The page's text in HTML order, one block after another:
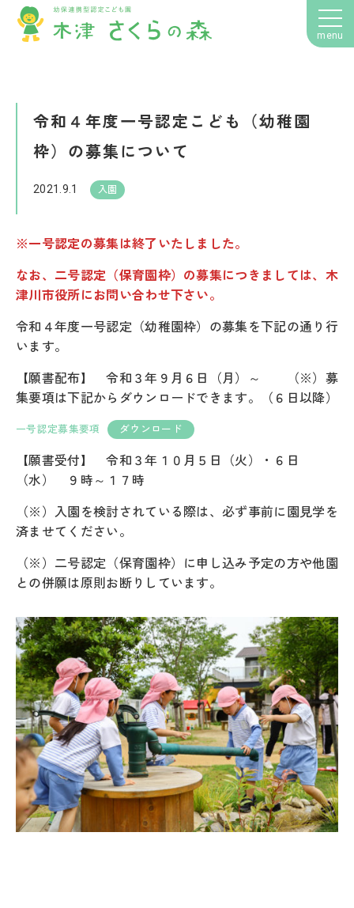
令和４年度一号認定こども（幼稚園
枠）の募集について
2021.9.1 入園
※一号認定の募集は終了いたしました。
なお、二号認定（保育園枠）の募集につきましては、木
津川市役所にお問い合わせ下さい。
令和４年度一号認定（幼稚園枠）の募集を下記の通り行
います。
【願書配布】 令和３年９月６日（月）～ （※）募
集要項は下記からダウンロードできます。（６日以降）
一号認定募集要項 ダウンロード
【願書受付】 令和３年１０月５日（火）・６日
（水） ９時～１７時
（※）入園を検討されている際は、必ず事前に園見学を
済ませてください。
（※）二号認定（保育園枠）に申し込み予定の方や他園
との併願は原則お断りしています。